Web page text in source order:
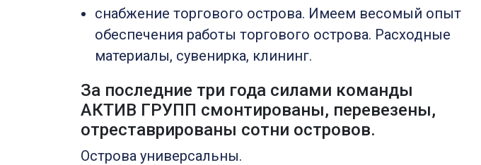
снабжение торгового острова. Имеем весомый опыт
обеспечения работы торгового острова. Расходные
материалы, сувенирка, клининг.
За последние три года силами команды
АКТИВ ГРУПП смонтированы, перевезены,
отреставрированы сотни островов.
Острова универсальны.